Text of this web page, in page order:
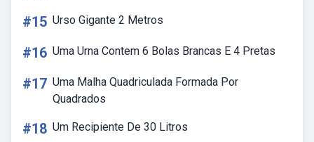
#15 Urso Gigante 2 Metros
#16 Uma Urna Contem 6 Bolas Brancas E 4 Pretas
#17 Uma Malha Quadriculada Formada Por
Quadrados
#18 Um Recipiente De 30 Litros